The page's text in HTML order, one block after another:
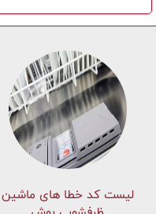
لیست کد خطا های ماشين